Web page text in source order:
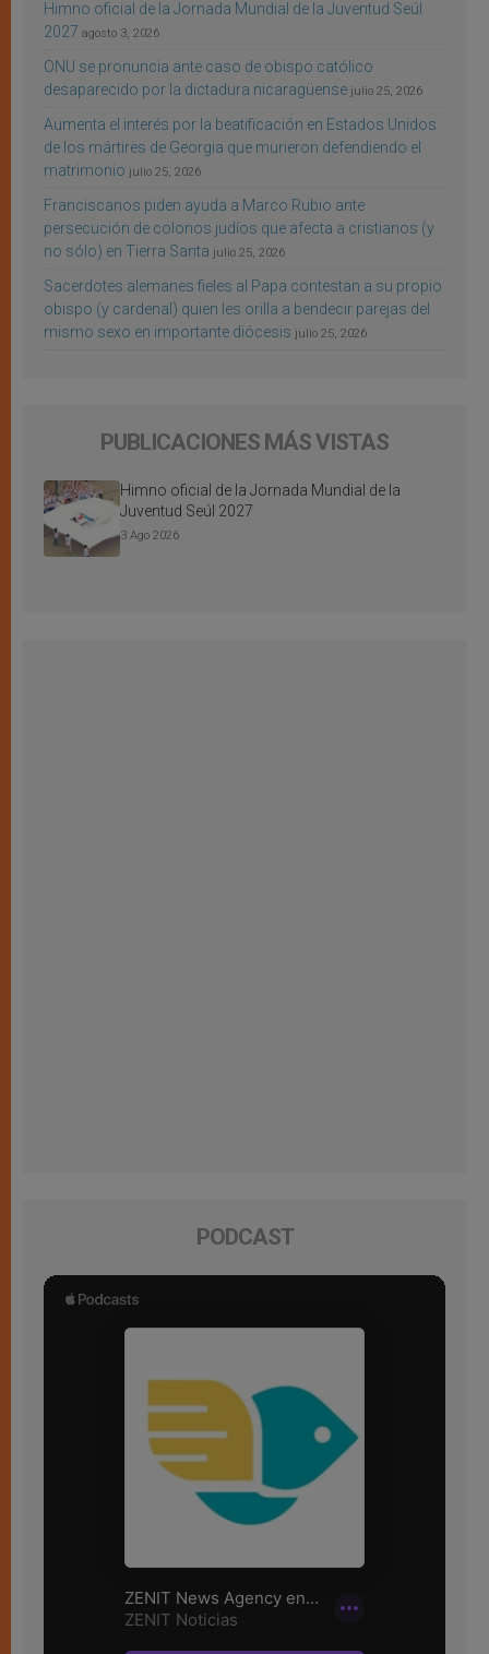
Himno oficial de la Jornada Mundial de la Juventud Seúl
2027 agosto 3, 2026
ONU se pronuncia ante caso de obispo católico
desaparecido por la dictadura nicaragüense julio 25, 2026
Aumenta el interés por la beatificación en Estados Unidos
de los mártires de Georgia que murieron defendiendo el
matrimonio julio 25, 2026
Franciscanos piden ayuda a Marco Rubio ante
persecución de colonos judíos que afecta a cristianos (y
no sólo) en Tierra Santa julio 25, 2026
Sacerdotes alemanes fieles al Papa contestan a su propio
obispo (y cardenal) quien les orilla a bendecir parejas del
mismo sexo en importante diócesis julio 25, 2026
PUBLICACIONES MÁS VISTAS
Himno oficial de la Jornada Mundial de la
Juventud Seúl 2027
3 Ago 2026
PODCAST